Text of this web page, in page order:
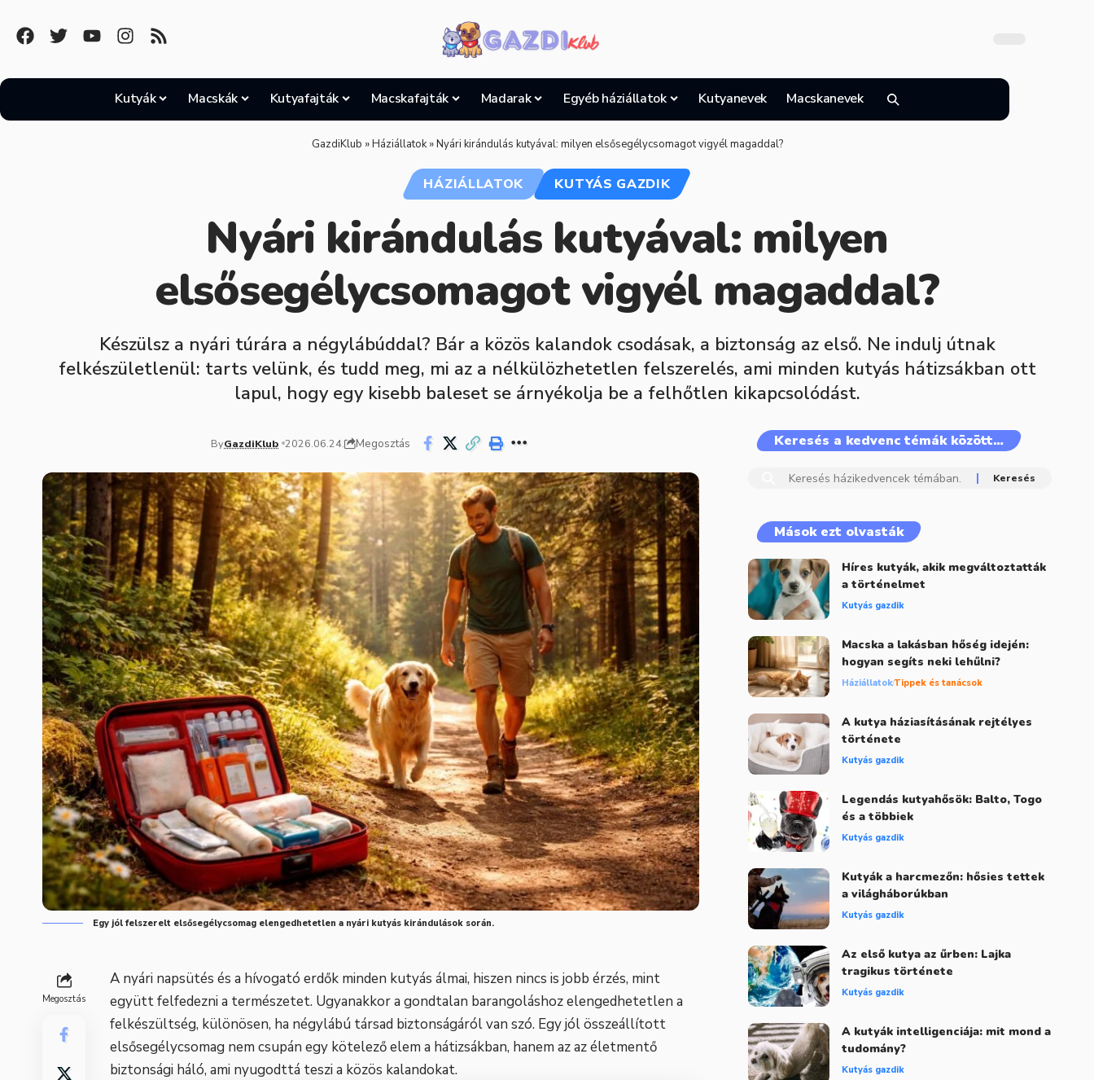
Kutyák Macskák Kutyafajták Macskafajták Madarak Egyéb háziállatok Kutyanevek Macskanevek
GazdiKlub »Háziállatok»Nyári kirándulás kutyával: milyen elsősegélycsomagot vigyél magaddal?
HÁZIÁLLATOK KUTYÁS GAZDIK
Nyári kirándulás kutyával: milyen
elsősegélycsomagot vigyél magaddal?
Készülsz a nyári túrára a négylábúddal? Bár a közös kalandok csodásak, a biztonság az első. Ne indulj útnak
felkészületlenül: tarts velünk, és tudd meg, mi az a nélkülözhetetlen felszerelés, ami minden kutyás hátizsákban ott
lapul, hogy egy kisebb baleset se árnyékolja be a felhőtlen kikapcsolódást.
ByGazdiKlub 2026.06.24. Megosztás
Egy jól felszerelt elsősegélycsomag elengedhetetlen a nyári kutyás kirándulások során.
Megosztás
A nyári napsütés és a hívogató erdők minden kutyás álmai, hiszen nincs is jobb érzés, mint
együtt felfedezni a természetet. Ugyanakkor a gondtalan barangoláshoz elengedhetetlen a
felkészültség, különösen, ha négylábú társad biztonságáról van szó. Egy jól összeállított
elsősegélycsomag nem csupán egy kötelező elem a hátizsákban, hanem az az életmentő
biztonsági háló, ami nyugodttá teszi a közös kalandokat.
Keresés a kedvenc témák között…
Mások ezt olvasták
Híres kutyák, akik megváltoztatták
a történelmet
Kutyás gazdik
Macska a lakásban hőség idején:
hogyan segíts neki lehűlni?
HáziállatokTippek és tanácsok
A kutya háziasításának rejtélyes
története
Kutyás gazdik
Legendás kutyahősök: Balto, Togo
és a többiek
Kutyás gazdik
Kutyák a harcmezőn: hősies tettek
a világháborúkban
Kutyás gazdik
Az első kutya az űrben: Lajka
tragikus története
Kutyás gazdik
A kutyák intelligenciája: mit mond a
tudomány?
Kutyás gazdik